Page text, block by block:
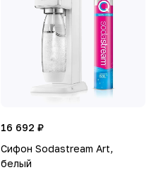
16 692 ₽
Сифон Sodastream Art,
белый